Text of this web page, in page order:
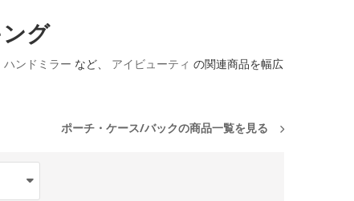
グ
ハンドミラー など、 アイビューティ の関連商品を幅広
ポーチ・ケース/バックの商品一覧を見る